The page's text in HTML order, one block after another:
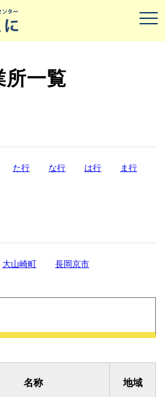
所一覧
た行 な行 は行
ま行
大山崎町 長岡京市
名称 地域